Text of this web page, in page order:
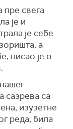
пре свега
је и
је себе
а
писао је о
сазрева са
изузетне
реда, била